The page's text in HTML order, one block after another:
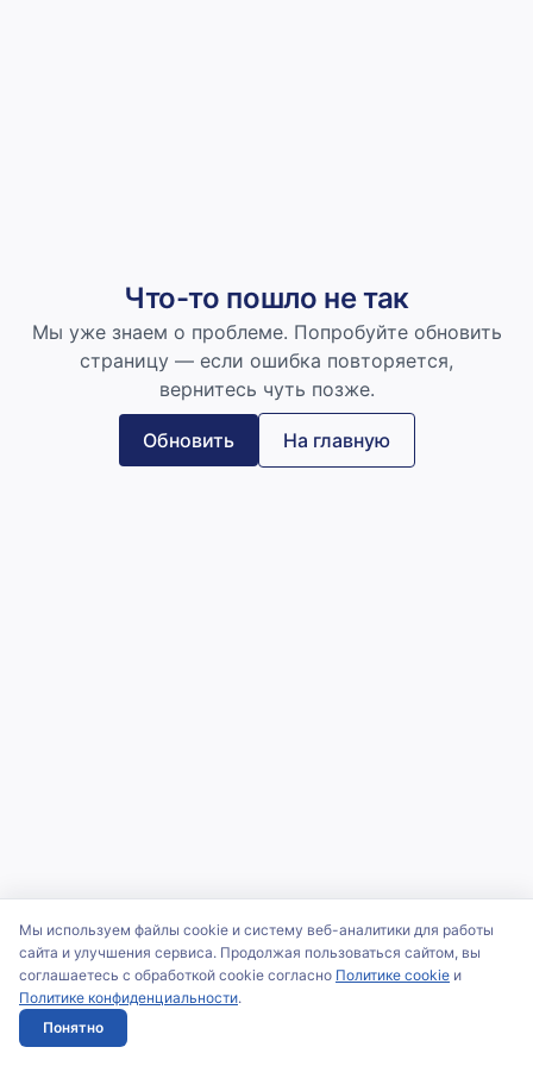
Что-то пошло не так
Мы уже знаем о проблеме. Попробуйте обновить
страницу — если ошибка повторяется,
вернитесь чуть позже.
Обновить На главную
Мы используем файлы cookie и систему веб-аналитики для работы
сайта и улучшения сервиса. Продолжая пользоваться сайтом, вы
соглашаетесь с обработкой cookie согласно Политике cookie и
Политике конфиденциальности.
Понятно